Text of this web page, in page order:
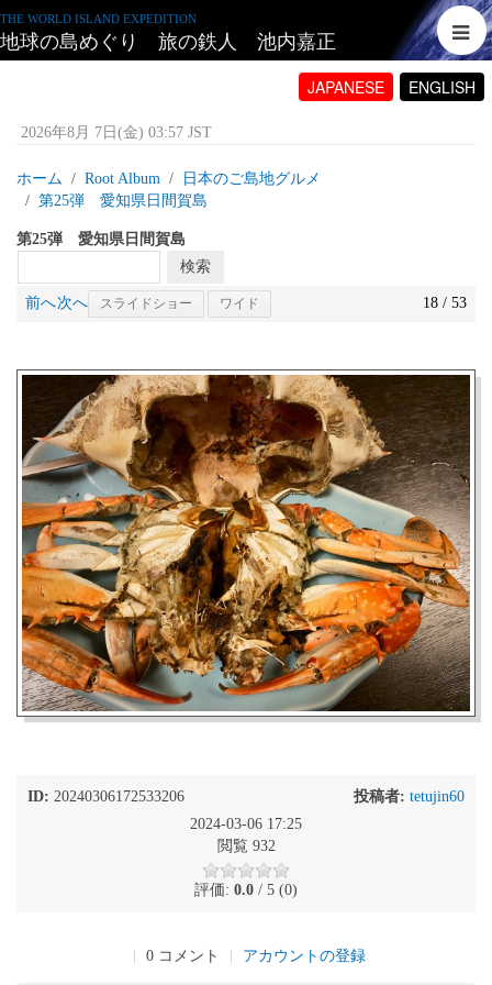
THE WORLD ISLAND EXPEDITION
地球の島めぐり 旅の鉄人 池内嘉正
JAPANESE ENGLISH
2026年8月 7日(金) 03:57 JST
ホーム Root Album
日本のご島地グルメ
第25弾 愛知県日間賀島
第25弾 愛知県日間賀島
前へ次へ スライドショー ワイド 18 / 53
ID: 20240306172533206 投稿者: tetujin60
2024-03-06 17:25
閲覧 932
評価: 0.0 / 5 (0)
0 コメント アカウントの登録